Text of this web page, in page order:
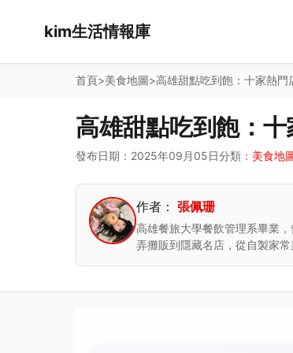
kim生活情報庫
首頁>美食地圖>高雄甜點吃到飽：十家熱門
高雄甜點吃到飽：
發布日期：2025年09月05日分類： 美食地
作者： 張佩珊
高雄餐旅大學餐飲管理系畢業
弄攤販到隱藏名店，從自製家